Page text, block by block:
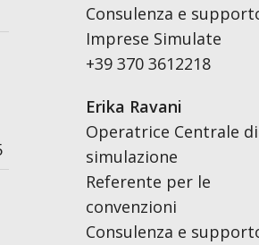
Consulenza e
Imprese Simulate
+39 370 3612218
Erika Ravani
Operatrice Centrale di
simulazione
Referente per le
convenzioni
Consulenza e